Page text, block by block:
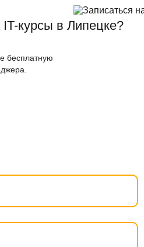
курсы в Липецке?
бесплатную